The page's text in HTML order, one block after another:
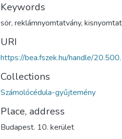
Keywords
sör, reklámnyomtatvány,
URI
https://bea.fszek.hu/handle/
Collections
Számolócédula-gyűjtemény
Place, address
Budapest. 10. kerület